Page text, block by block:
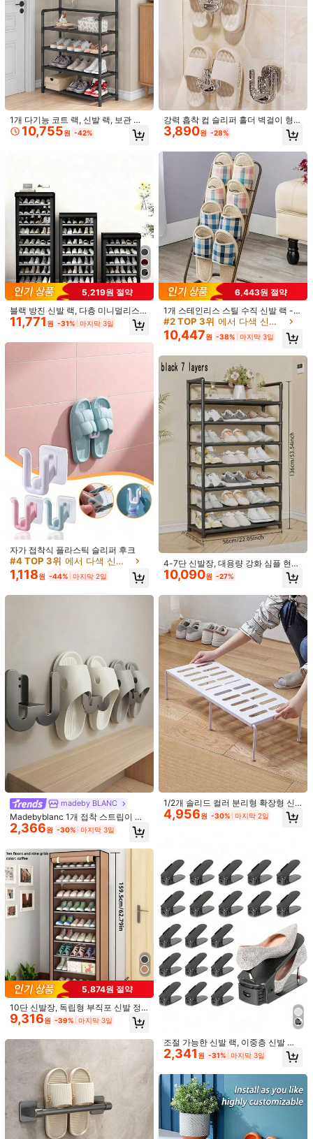
안전한 결제 · 개인정보 보호
SHEIN에서 판매됨
4.66 (3) 더 보기
추수감사절(1)
색: 블랙 / 사이즈: 7층
💞💞🌺💞🌺💞🌺💞🌺💞🌺💞🌺💞🌺💞🌺🌺💞💞🌺
도움이 됨 (0)
a***m 색: 블랙 / 사이즈: 7층
Nice
도움이 됨(0)
r***m 색: 블랙 / 사이즈: 4 층
حلواوي شكراشيإن
도움이 됨
폴리에스터
구성:
100% 폴리에스터
배터리 포함:
아니요
Liangbao Department Store
4.30 97 팔로워
4.30 97 팔로워
4.30 97 팔로워
97 팔로워
4.30 97 팔로워
4.30 97 팔로워
97 팔로워
4.30 97 팔로워
최근 4K개 판매됨
모든 항목
마음에 드실 거예요.
휴대폰 & 액세서리
3,137원 절약
1개 블랙 3/4/5/6/7단 신발 랙, 다층 가
발 상자, 대용량 실내 가정용 신발 정
리함
6,853
1,285원 절약
3개/세트 이중층 조절식 신발 랙, 공간
절약형, 가정용 신발장 칸막이에 적합,
다층 신발 랙, 실용적인 신발 랙, 신발
보관 및 정리 랙, 욕실 액세서리, 신발
등을 보관하는 데 사용할 수 있음, 휴
가철 가정 필수품으로 이상적인 선택
#2 TOP 3위 에서 기타 신발 정리용품
2,905
장용, 하이힐과 스니커즈에 적합
2,776원 -27% 마지막 3일
다층 신발장, 방진 수납 선반, 수직 독
립형 현관 정리함, 가정/임대용 공간
절약형
6,890원 -27%
1개 다기능 코트 랙, 신발 랙, 보관 랙,
이동 가능하고 조립하기 쉬우며, 거실,
입구, 침실, 서재, 사무실, 휴일 선물,
10,755원 -42%
5,219원 절약
블랙 방진 신발 랙, 다층 미니멀리스트
독립형 신발 정리대, 기숙사 및 가정을
위한 쉬운 조립 공간 절약형 보관 선
11,771 원 -31% 마지막 3일
자가 접착식 플라스틱 슬리퍼 후크
#4 TOP 3위 에서 다색 신발장
1,118원 -44% 마지막 2일
madeby BLANC
Madebyblanc 1개 접착 스트립이 있
는 벽걸이 신발 선반, 욕실 슬리퍼 선
반, 드릴링 없는 벽걸이 화장실 문 걸
이 후크, 신발 보관 선반, 욕실 액세서
리, 방수 걸이 후크, 다색 욕실 슬리퍼
걸이 후크
2,366원 -30% 마지막 3일
5,874원 절약
10단 신발장, 독립형 부직포 신발 정
리대, 조립하기 쉬운 신발 수납장, 임
대 주택, 현관, 복도, 침실, 욕실, 사무
수납장, 휴대용 신발장
9,316원 -39% 마지막 3일
강력 흡착 컵 슬리퍼 홀더 벽걸이 형
비 천공 욕실 및 화장실 문 보관 랙, 슬
리퍼 플립 플롭 샌들을위한 다목적 욕
실, 파우더 룸, 기숙사, RV 및 아파트
먼트를위한 공간 절약형 도어 선반 솔
루션, 배수 및 빠른 건조를위한 내 습
성 매달린 보관, 쉬운 설치 도구 손상
없음, 가정 정리, 크리스마스 추수 감
사절 할로윈 및 겨울 엔터테인먼트를
위한 이상적인 선물 아이디어
3,890원 -28%
6,443원 절약
1개 스테인리스 스틸 수직 신발 랙 -
다층, 분리 가능, 배수 구멍 디자인, 슬
리퍼, 운동화, 하이힐 등을 보관하는
데 적합합니다. 사무실, 욕실, 침실 및
정 정리 도우미입니다.
#2 TOP 3위 에서 다색 신발장
10,447원 -38% 마지막 3일
4-7단 신발장, 대용량 강화 심플 현관
다단 방진 가정 기숙사 신발 보관장,
신발 정리대, 옷장 신발 정리대, 걸이
10,090원 -27%
1/2개 솔리드 컬러 분리형 확장형 신
발 랙, 플라스틱 신발 & 슬리퍼 수납
정리대, 공간 절약형, 주방, 거실, 기숙
4,956원 -30% 마지막 2일
조절 가능한 신발 랙, 이중층 신발 정
리 랙, 하이힐 및 운동화에 적합, 깔끔
하고 세련된 수납 필수품, 쌓을 수 있
2,341 원 -31% 마지막 3일